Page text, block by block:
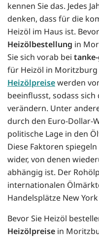
kennen Sie das. Jedes
denken, dass für die
Heizöl im Haus ist.
Heizölbestellung in
Sie sich vorab bei
für Heizöl in
Heizölpreisewerden
beeinflusst, sodass sich
verändern. Unter
durch den Euro-Dollar-
politische Lage in den
Diese Faktoren
wider, von denen
abhängig ist. Der
internationalen
Handelsplätze New
Bevor Sie Heizöl
Heizölpreise in